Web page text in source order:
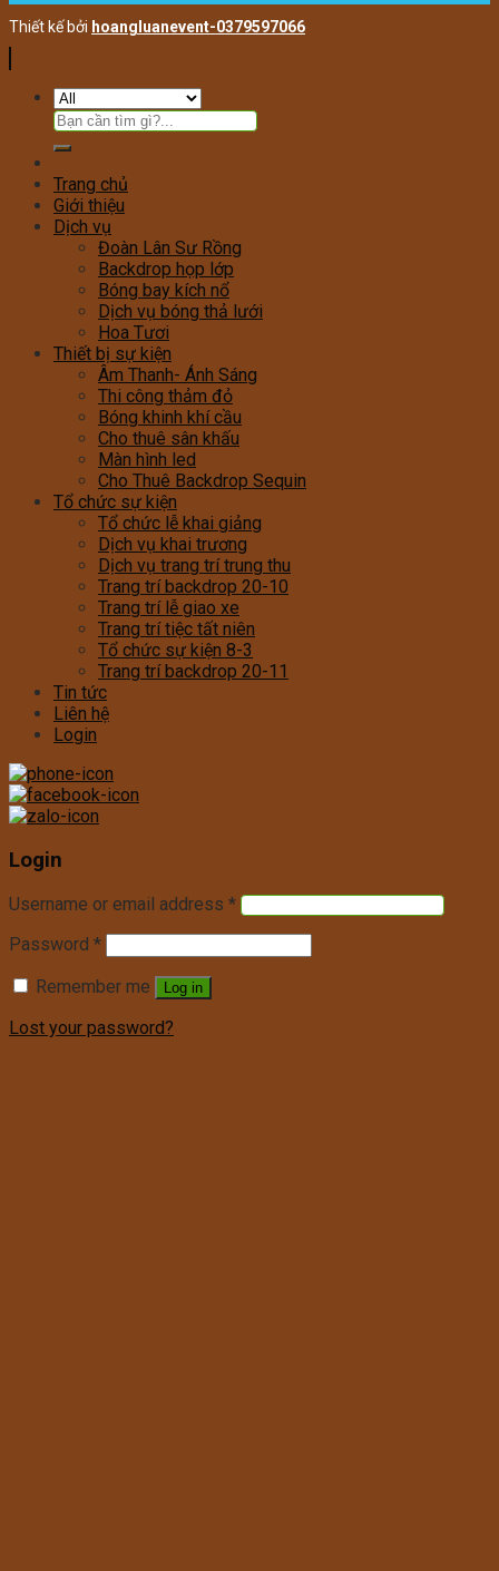
Thiết kế bởi hoangluanevent-0379597066
Search
for:
Trang chủ
Giới thiệu
Dịch vụ
Đoàn Lân Sư Rồng
Backdrop họp lớp
Bóng bay kích nổ
Dịch vụ bóng thả lưới
Hoa Tươi
Thiết bị sự kiện
Âm Thanh- Ánh Sáng
Thi công thảm đỏ
Bóng khinh khí cầu
Cho thuê sân khấu
Màn hình led
Cho Thuê Backdrop Sequin
Tổ chức sự kiện
Tổ chức lễ khai giảng
Dịch vụ khai trương
Dịch vụ trang trí trung thu
Trang trí backdrop 20-10
Trang trí lễ giao xe
Trang trí tiệc tất niên
Tổ chức sự kiện 8-3
Trang trí backdrop 20-11
Tin tức
Liên hệ
Login
Login
Username or email address *
Password *
Remember me
Log in
Lost your password?